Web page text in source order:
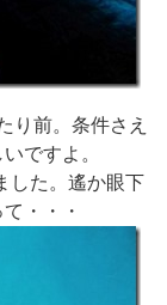
り前。条件さえ
ですよ。
した。遙か眼下
・・・